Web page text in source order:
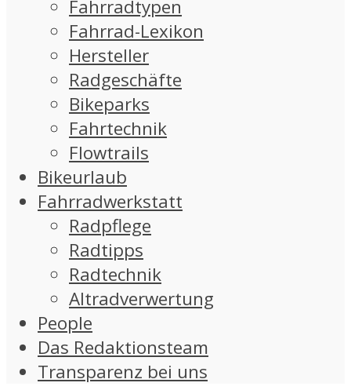
Fahrradtypen
Fahrrad-Lexikon
Hersteller
Radgeschäfte
Bikeparks
Fahrtechnik
Flowtrails
Bikeurlaub
Fahrradwerkstatt
Radpflege
Radtipps
Radtechnik
Altradverwertung
People
Das Redaktionsteam
Transparenz bei uns